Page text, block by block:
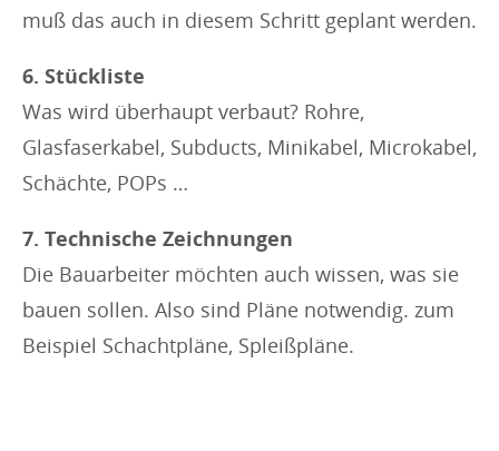
muß das auch in diesem Schritt geplant werden.
6. Stückliste
Was wird überhaupt verbaut? Rohre,
Glasfaserkabel, Subducts, Minikabel, Microkabel,
Schächte, POPs …
7. Technische Zeichnungen
Die Bauarbeiter möchten auch wissen, was sie
bauen sollen. Also sind Pläne notwendig. zum
Beispiel Schachtpläne, Spleißpläne.